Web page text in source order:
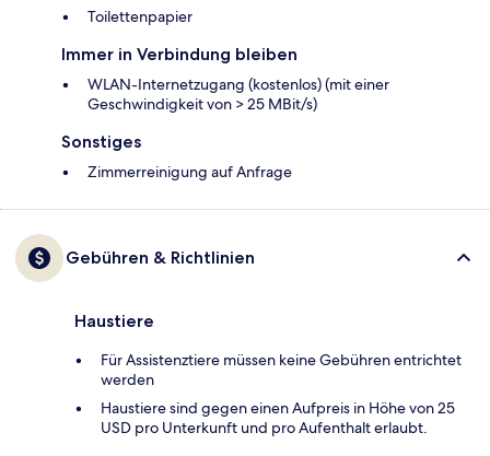
Toilettenpapier
Immer in Verbindung bleiben
WLAN-Internetzugang (kostenlos) (mit einer
Geschwindigkeit von > 25 MBit/s)
Sonstiges
Zimmerreinigung auf Anfrage
Gebühren & Richtlinien
Haustiere
Für Assistenztiere müssen keine Gebühren entrichtet
werden
Haustiere sind gegen einen Aufpreis in Höhe von 25
USD pro Unterkunft und pro Aufenthalt erlaubt.